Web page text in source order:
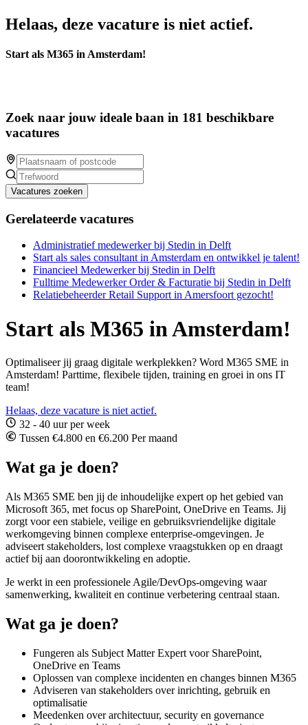
Helaas, deze vacature is niet actief.
Start als M365 in Amsterdam!
Zoek naar jouw ideale baan in 181 beschikbare
vacatures
Vacatures zoeken
Gerelateerde vacatures
Administratief medewerker bij Stedin in Delft
Start als sales consultant in Amsterdam en ontwikkel je talent!
Financieel Medewerker bij Stedin in Delft
Fulltime Medewerker Order & Facturatie bij Stedin in Delft
Relatiebeheerder Retail Support in Amersfoort gezocht!
Start als M365 in Amsterdam!
Optimaliseer jij graag digitale werkplekken? Word M365 SME in
Amsterdam! Parttime, flexibele tijden, training en groei in ons IT
team!
Helaas, deze vacature is niet actief.
32 - 40 uur per week
Tussen €4.800 en €6.200 Per maand
Wat ga je doen?
Als M365 SME ben jij de inhoudelijke expert op het gebied van
Microsoft 365, met focus op SharePoint, OneDrive en Teams. Jij
zorgt voor een stabiele, veilige en gebruiksvriendelijke digitale
werkomgeving binnen complexe enterprise-omgevingen. Je
adviseert stakeholders, lost complexe vraagstukken op en draagt
actief bij aan doorontwikkeling en adoptie.
Je werkt in een professionele Agile/DevOps-omgeving waar
samenwerking, kwaliteit en continue verbetering centraal staan.
Wat ga je doen?
Fungeren als Subject Matter Expert voor SharePoint,
OneDrive en Teams
Oplossen van complexe incidenten en changes binnen M365
Adviseren van stakeholders over inrichting, gebruik en
optimalisatie
Meedenken over architectuur, security en governance